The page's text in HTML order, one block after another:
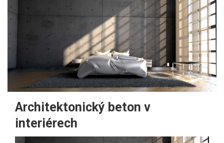
Architektonický beton v
interiérech